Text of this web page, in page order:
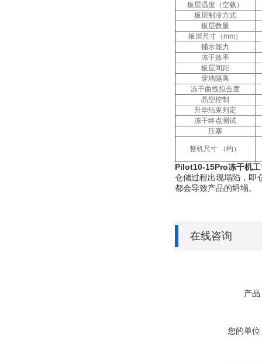
板层温度（空载）
板层制冷方式
板层数量
板层尺寸（mm）
捕水能力
冻干效率
板层间距
穿墙隔离
冻干曲线拟合度
晶型控制
升华结束判定
冻干终点测试
压塞
整机尺寸 （约）
Pilot10-15Pro冻干机
仓储过程出现塌陷，即
都会导致产品的坍塌。
在线咨询
产品
您的单位